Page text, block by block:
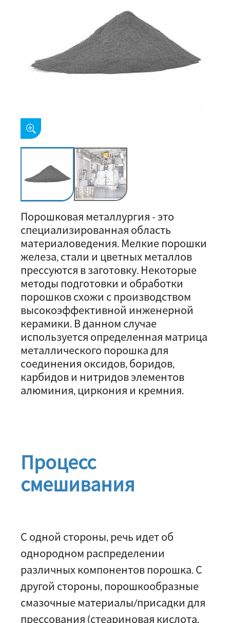
Порошковая металлургия - это
специализированная область
материаловедения. Мелкие порошки
железа, стали и цветных металлов
прессуются в заготовку. Некоторые
методы подготовки и обработки
порошков схожи с производством
высокоэффективной инженерной
керамики. В данном случае
используется определенная матрица
металлического порошка для
соединения оксидов, боридов,
карбидов и нитридов элементов
алюминия, циркония и кремния.
Процесс
смешивания
С одной стороны, речь идет об
однородном распределении
различных компонентов порошка. С
другой стороны, порошкообразные
смазочные материалы/присадки для
прессования (стеариновая кислота,